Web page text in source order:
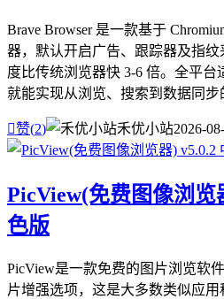
Brave Browser 是一款基于
器，默认开启广告、跟踪器及指
度比传统浏览器快 3-6 倍。全平台
就能实现从浏览、搜索到数据同步
赞(2) 禾优小站2026-
PicView(免费图像浏览
色版
PicView是一款免费的图片浏览软
片增强选项，这是大多数类似应